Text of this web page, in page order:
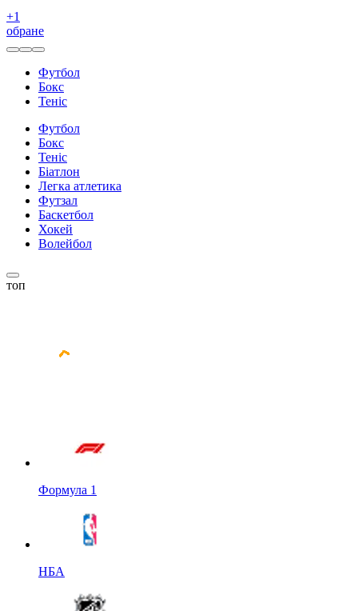
+1
обране
Футбол
Бокс
Теніс
Футбол
Бокс
Теніс
Біатлон
Легка атлетика
Футзал
Баскетбол
Хокей
Волейбол
топ
Формула 1
НБА